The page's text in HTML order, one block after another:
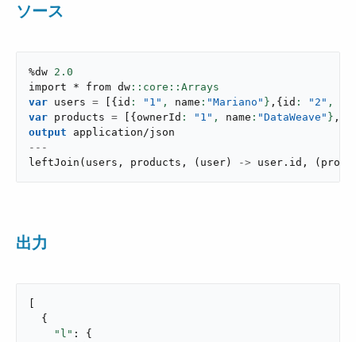
ソース
%dw 2.0
import * from dw
var users = { id : "1" , name : "Mariano" } , { id : "2" ,
var products = { ownerId : "1" , name : "DataWeave" } ,
output
application/json
---
leftJoin ( users , products , ( user ) -> user . id , (
出力
  {
"l" : {